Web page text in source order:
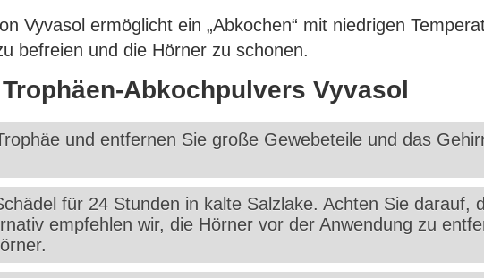
Vyvasol ermöglicht ein „Abkochen“ mit niedrigen
befreien und die Hörner zu schonen.
Abkochpulvers Vyvasol
und entfernen Sie große Gewebeteile und das
für 24 Stunden in kalte Salzlake. Achten Sie
empfehlen wir, die Hörner vor der Anwendung zu